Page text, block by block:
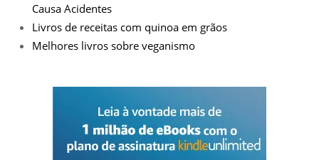
Causa Acidentes
Livros de receitas com quinoa em grãos
Melhores livros sobre veganismo